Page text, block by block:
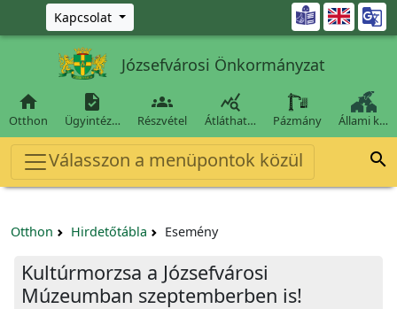
Ugrás a fő tartalomra
Kapcsolat 
Józsefvárosi Önkormányzat

Otthon

Ügyintéz…

Részvétel

Átláthat… Pázmány Állami k…
Válasszon a menüpontok közül 
Otthon Hirdetőtábla Esemény
Kultúrmorzsa a Józsefvárosi
Múzeumban szeptemberben is!